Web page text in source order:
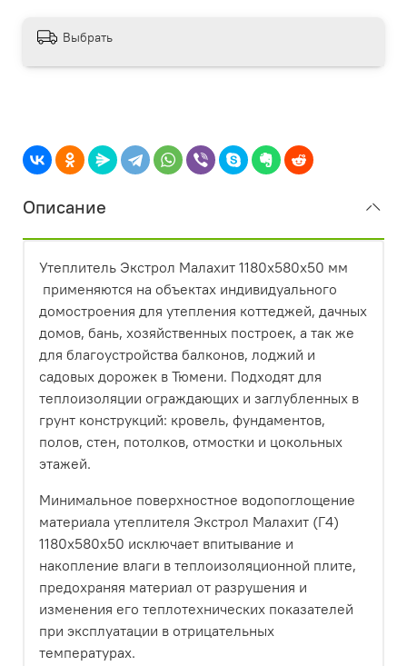
Выбрать
Описание
Утеплитель Экстрол Малахит 1180х580х50 мм
применяются на объектах индивидуального
домостроения для утепления коттеджей, дачных
домов, бань, хозяйственных построек, а так же
для благоустройства балконов, лоджий и
садовых дорожек в Тюмени. Подходят для
теплоизоляции ограждающих и заглубленных в
грунт конструкций: кровель, фундаментов,
полов, стен, потолков, отмостки и цокольных
этажей.
Минимальное поверхностное водопоглощение
материала утеплителя Экстрол Малахит (Г4)
1180х580х50 исключает впитывание и
накопление влаги в теплоизоляционной плите,
предохраняя материал от разрушения и
изменения его теплотехнических показателей
при эксплуатации в отрицательных
температурах.